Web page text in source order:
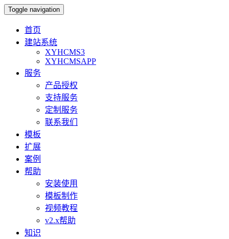
Toggle navigation
首页
建站系统
XYHCMS3
XYHCMSAPP
服务
产品授权
支持服务
定制服务
联系我们
模板
扩展
案例
帮助
安装使用
模板制作
视频教程
v2.x帮助
知识